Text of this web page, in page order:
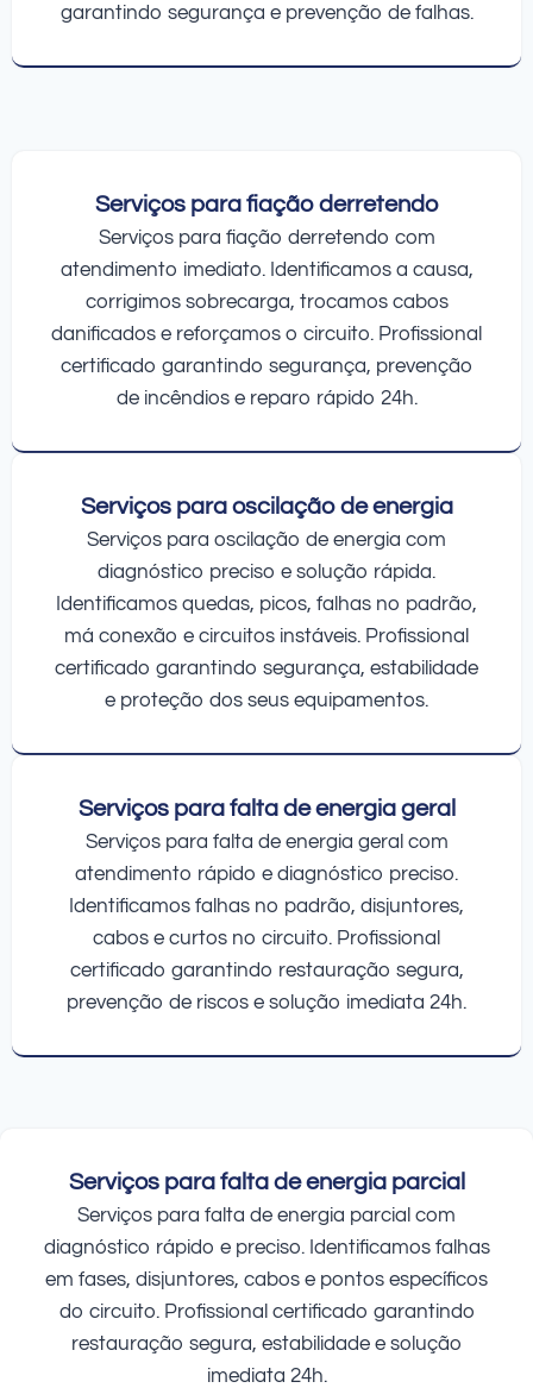
garantindo segurança e prevenção de falhas.
Serviços para fiação derretendo
Serviços para fiação derretendo com
atendimento imediato. Identificamos a causa,
corrigimos sobrecarga, trocamos cabos
danificados e reforçamos o circuito. Profissional
certificado garantindo segurança, prevenção
de incêndios e reparo rápido 24h.
Serviços para oscilação de energia
Serviços para oscilação de energia com
diagnóstico preciso e solução rápida.
Identificamos quedas, picos, falhas no padrão,
má conexão e circuitos instáveis. Profissional
certificado garantindo segurança, estabilidade
e proteção dos seus equipamentos.
Serviços para falta de energia geral
Serviços para falta de energia geral com
atendimento rápido e diagnóstico preciso.
Identificamos falhas no padrão, disjuntores,
cabos e curtos no circuito. Profissional
certificado garantindo restauração segura,
prevenção de riscos e solução imediata 24h.
Serviços para falta de energia parcial
Serviços para falta de energia parcial com
diagnóstico rápido e preciso. Identificamos falhas
em fases, disjuntores, cabos e pontos específicos
do circuito. Profissional certificado garantindo
restauração segura, estabilidade e solução
imediata 24h.